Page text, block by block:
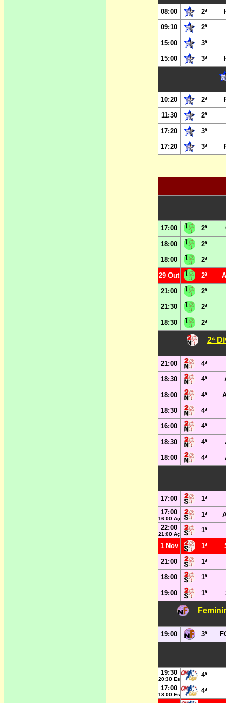
08:00 2ª
09:10 2ª
15:00 3ª
15:00 3ª
10:20 2ª
11:30 2ª
17:20 3ª
17:20 3ª
17:00 2ª
18:00 2ª
18:00 2ª
29 Out 2ª
21:00 2ª
21:30 2ª
18:30 2ª
2ª
21:00 4ª
18:30 4ª
18:00 4ª
18:30 4ª
16:00 4ª
18:30 4ª
18:00 4ª
17:00
1ª
17:00
16:00 Aç
1ª
22:00
21:00 Aç
1ª
1 Nov 1ª
21:00 1ª
18:00 1ª
19:00 1ª
19:00 3ª
19:30
20:30 Es
4ª
17:00
18:00 Es
4ª